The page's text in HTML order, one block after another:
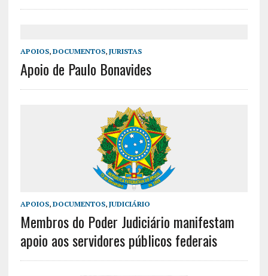
APOIOS, DOCUMENTOS, JURISTAS
Apoio de Paulo Bonavides
APOIOS, DOCUMENTOS, JUDICIÁRIO
Membros do Poder Judiciário manifestam
apoio aos servidores públicos federais